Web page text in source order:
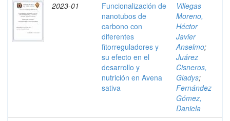
2023-01
Funcionalización de
nanotubos de
carbono con
diferentes
fitorreguladores y
su efecto en el
desarrollo y
nutrición en Avena
sativa
Villegas
Moreno,
Héctor
Javier
Anselmo;
Juárez
Cisneros,
Gladys;
Fernández
Gómez,
Daniela